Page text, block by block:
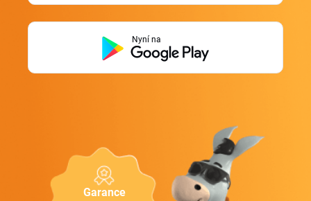
Garance
Nyní na